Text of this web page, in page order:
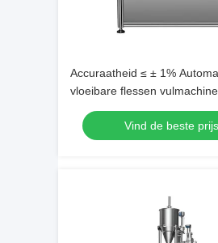
Accuraatheid ≤ ± 1%
vloeibare flessen
Biedt nauwkeurige
minimale productverspilling
Vind de beste prijs